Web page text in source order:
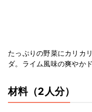
たっぷりの野菜にカリカ
ダ。ライム風味の爽やか
材料（2人分）